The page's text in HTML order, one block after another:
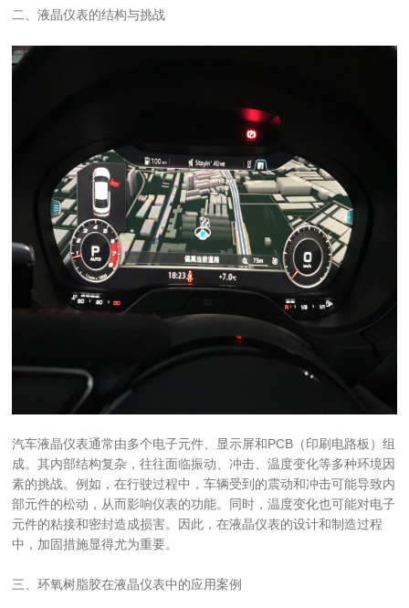
二、液晶仪表的结构与挑战
汽车液晶仪表通常由多个电子元件、显示屏和PCB（印刷电路板）组
成。其内部结构复杂，往往面临振动、冲击、温度变化等多种环境因
素的挑战。例如，在行驶过程中，车辆受到的震动和冲击可能导致内
部元件的松动，从而影响仪表的功能。同时，温度变化也可能对电子
元件的粘接和密封造成损害。因此，在液晶仪表的设计和制造过程
中，加固措施显得尤为重要。
三、环氧树脂胶在液晶仪表中的应用案例